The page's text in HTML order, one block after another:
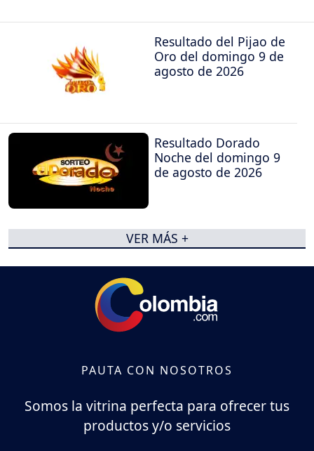
Resultado del Pijao de
Oro del domingo 9 de
agosto de 2026
Resultado Dorado
Noche del domingo 9
de agosto de 2026
VER MÁS +
PAUTA CON NOSOTROS
Somos la vitrina perfecta para ofrecer tus
productos y/o servicios